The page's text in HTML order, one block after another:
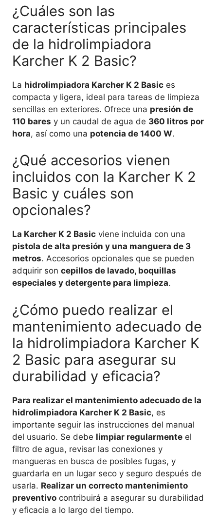
¿Cuáles son las
características principales
de la hidrolimpiadora
Karcher K 2 Basic?
La hidrolimpiadora Karcher K 2 Basic es
compacta y ligera, ideal para tareas de limpieza
sencillas en exteriores. Ofrece una presión de
110 bares y un caudal de agua de 360 litros por
hora, así como una potencia de 1400 W.
¿Qué accesorios vienen
incluidos con la Karcher K 2
Basic y cuáles son
opcionales?
La Karcher K 2 Basic viene incluida con una
pistola de alta presión y una manguera de 3
metros. Accesorios opcionales que se pueden
adquirir son cepillos de lavado, boquillas
especiales y detergente para limpieza.
¿Cómo puedo realizar el
mantenimiento adecuado de
la hidrolimpiadora Karcher K
2 Basic para asegurar su
durabilidad y eficacia?
Para realizar el mantenimiento adecuado de la
hidrolimpiadora Karcher K 2 Basic, es
importante seguir las instrucciones del manual
del usuario. Se debe limpiar regularmente el
filtro de agua, revisar las conexiones y
mangueras en busca de posibles fugas, y
guardarla en un lugar seco y seguro después de
usarla. Realizar un correcto mantenimiento
preventivo contribuirá a asegurar su durabilidad
y eficacia a lo largo del tiempo.